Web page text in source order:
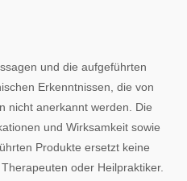
und die aufgeführten
Erkenntnissen, die von
nicht anerkannt werden. Die
und Wirksamkeit sowie
Produkte ersetzt keine
oder Heilpraktiker.